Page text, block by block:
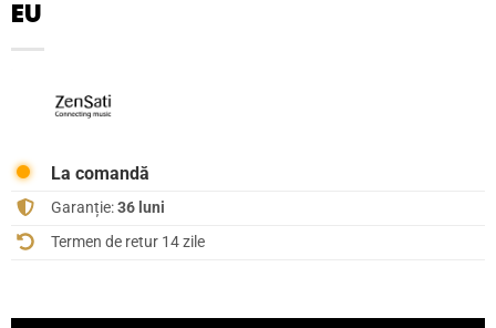
EU
La comandă
Garanție:36 luni
Termen de retur 14 zile